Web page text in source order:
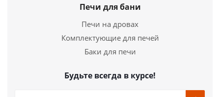
Подробнее
Печи для бани
Печи на дровах
Комплектующие для печей
Баки для печи
Будьте всегда в курсе!